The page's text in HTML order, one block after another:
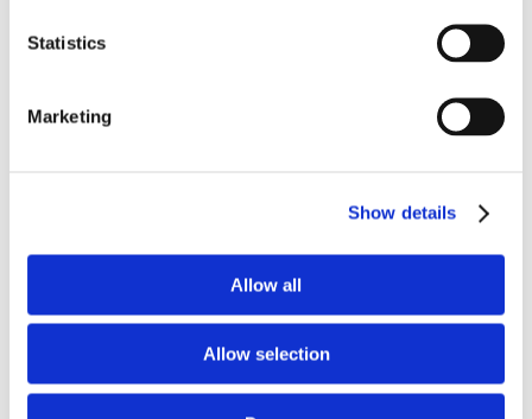
Statistics
Marketing
Show details
Allow all
Allow selection
AUTOUR DES VILLAS
UN TOUR EN CUISINE:
DÉCOUVREZ LES SPÉCIALITÉS DU
Le Var, département emblématique de la Provence,